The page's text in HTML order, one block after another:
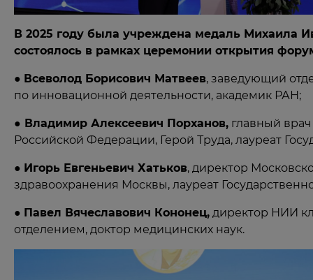
В 2025 году была учреждена медаль Михаила
состоялось в рамках церемонии открытия
● Всеволод Борисович Матвеев, заведующий
по инновационной деятельности, академик РАН;
● Владимир Алексеевич Порханов, главный
Российской Федерации, Герой Труда, лауреат
● Игорь Евгеньевич Хатьков, директор
здравоохранения Москвы, лауреат
● Павел Вячеславович Кононец, директор НИИ
отделением, доктор медицинских наук.